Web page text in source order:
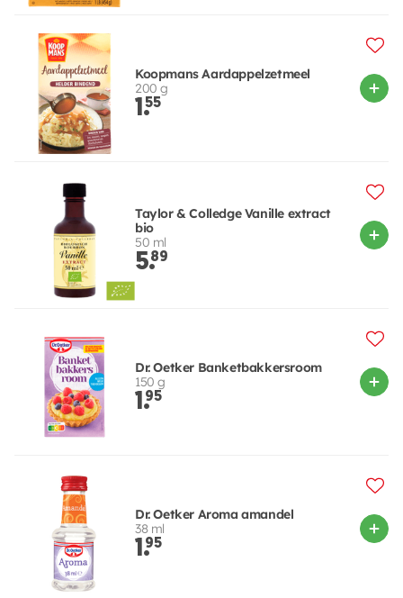
Koopmans Aardappelzetmeel
200 g
1.55
Taylor & Colledge Vanille extract
bio
50 ml
5.89
Dr. Oetker Banketbakkersroom
150 g
1.95
Dr. Oetker Aroma amandel
38 ml
1.95